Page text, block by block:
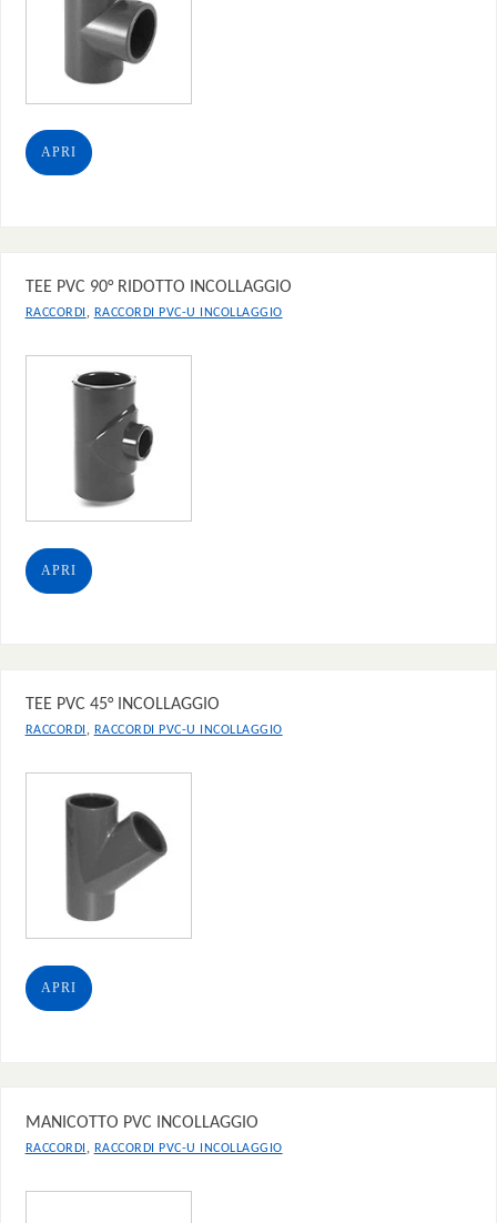
APRI
TEE PVC 90° RIDOTTO INCOLLAGGIO
RACCORDI , RACCORDI PVC-U INCOLLAGGIO
APRI
TEE PVC 45° INCOLLAGGIO
RACCORDI, RACCORDI PVC-U INCOLLAGGIO
APRI
MANICOTTO PVC INCOLLAGGIO
RACCORDI RACCORDI PVC-U INCOLLAGGIO